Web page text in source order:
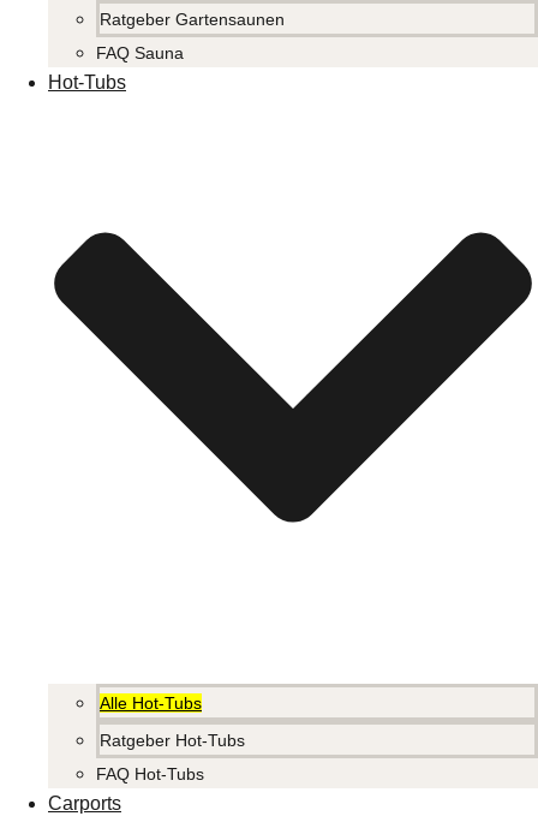
Ratgeber Gartensaunen
FAQ Sauna
Hot-Tubs
Alle Hot-Tubs
Ratgeber Hot-Tubs
FAQ Hot-Tubs
Carports